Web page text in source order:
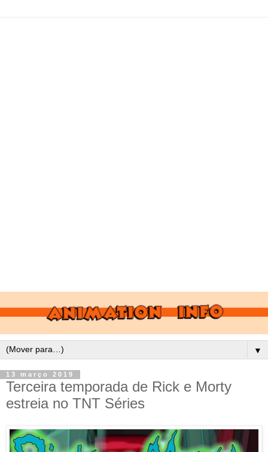
▼
13 março 2019
Terceira temporada de Rick e Morty
estreia no TNT Séries